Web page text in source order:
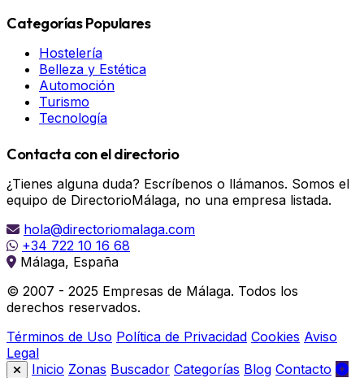
Categorías Populares
Hostelería
Belleza y Estética
Automoción
Turismo
Tecnología
Contacta con el directorio
¿Tienes alguna duda? Escríbenos o llámanos. Somos el
equipo de DirectorioMálaga, no una empresa listada.
hola@directoriomalaga.com
+34 722 10 16 68
Málaga, España
© 2007 - 2025 Empresas de Málaga. Todos los
derechos reservados.
Términos de Uso Política de Privacidad Cookies Aviso
Legal
Inicio Zonas Buscador Categorías Blog Contacto